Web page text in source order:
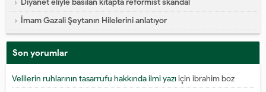
Diyanet eliyle basılan kitapta reformist skandal
İmam Gazali Şeytanın Hilelerini anlatıyor
Son yorumlar
Velilerin ruhlarının tasarrufu hakkında ilmi yazıiçin ibrahim boz